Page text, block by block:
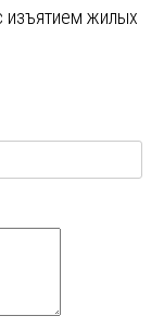
изъятием жилых